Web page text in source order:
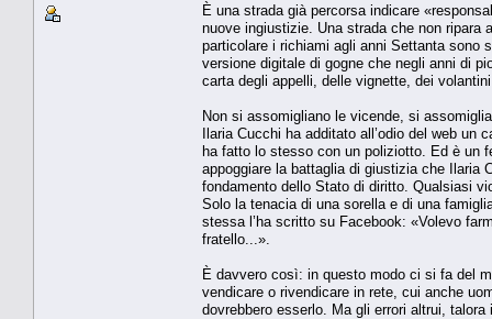
È una strada già percorsa indicare
nuove ingiustizie. Una strada che non ripara
particolare i richiami agli anni Settanta sono
versione digitale di gogne che negli anni di
carta degli appelli, delle vignette, dei
Non si assomigliano le vicende, si
Ilaria Cucchi ha additato all’odio del web un
ha fatto lo stesso con un poliziotto. Ed è un
appoggiare la battaglia di giustizia che Ilaria
fondamento dello Stato di diritto. Qualsiasi
Solo la tenacia di una sorella e di una
stessa l’ha scritto su Facebook: «Volevo
fratello...».
È davvero così: in questo modo ci si fa del
vendicare o rivendicare in rete, cui anche
dovrebbero esserlo. Ma gli errori altrui,